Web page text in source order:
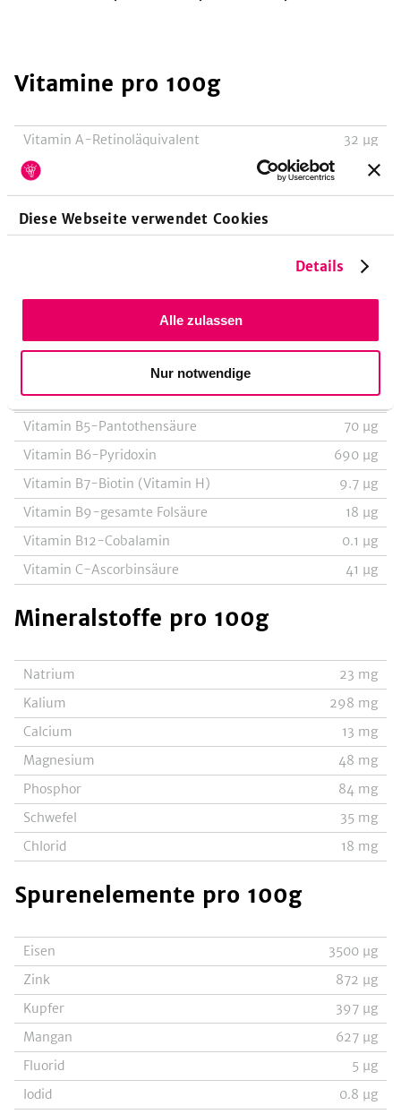
Diese Webseite verwendet Cookies
Details
Alle zulassen
Nur notwendige
Vitamine pro 100g
Vitamin A-Retinoläquivalent 32 µg
Vitamin A-Retinol
µg
Vitamin A-Beta-Carotin
4 µg
Vitamin E-Tocopheroläquivalent
Vitamin B2-Riboflavin
120 µg
Vitamin B3-Niacin, Nicotinsäure
Vitamin B3-Niacinäquivalent
1421 µg
Vitamin B5-Pantothensäure
70 µg
Vitamin B6-Pyridoxin
690 µg
Vitamin B7-Biotin (Vitamin H)
9.7 µg
Vitamin B9-gesamte Folsäure
18 µg
Vitamin B12-Cobalamin
0.1 µg
Vitamin C-Ascorbinsäure
41 µg
Mineralstoffe pro 100g
Natrium 23 mg
Kalium
298 mg
Calcium
13 mg
Magnesium
48 mg
Phosphor
84 mg
Schwefel
35 mg
Chlorid
18 mg
Spurenelemente pro 100g
Eisen 3500 µg
Zink
872 µg
Kupfer
397 µg
Mangan
627 µg
Fluorid
5 µg
Iodid
0.8 µg